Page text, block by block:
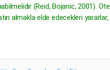
(Reid, Bojanic, 2001).
almakla elde edecekleri